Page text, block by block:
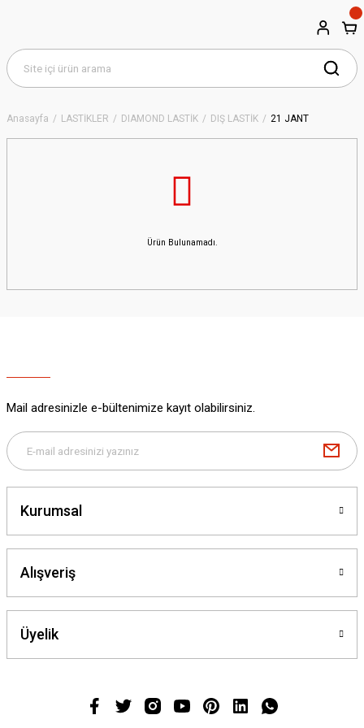
Anasayfa LASTİKLER DIAMOND LASTİK DIŞ LASTİK 21 JANT
Ürün Bulunamadı.
Mail adresinizle e-bültenimize kayıt olabilirsiniz.
Kurumsal
Alışveriş
Üyelik